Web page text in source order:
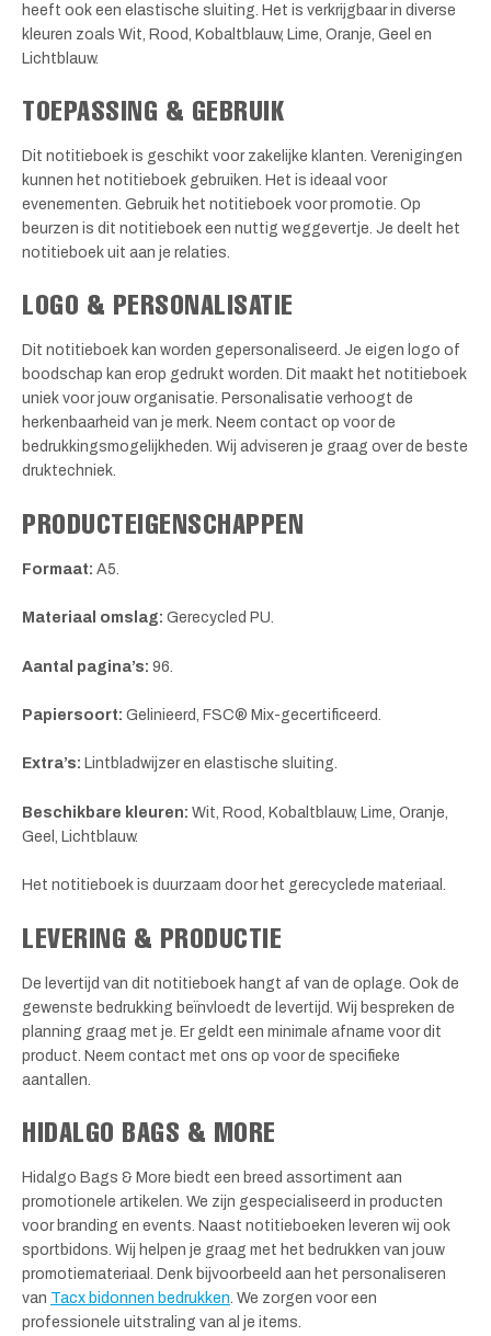
heeft ook een elastische sluiting. Het is verkrijgbaar in diverse
kleuren zoals Wit, Rood, Kobaltblauw, Lime, Oranje, Geel en
Lichtblauw.
TOEPASSING & GEBRUIK
Dit notitieboek is geschikt voor zakelijke klanten. Verenigingen
kunnen het notitieboek gebruiken. Het is ideaal voor
evenementen. Gebruik het notitieboek voor promotie. Op
beurzen is dit notitieboek een nuttig weggevertje. Je deelt het
notitieboek uit aan je relaties.
LOGO & PERSONALISATIE
Dit notitieboek kan worden gepersonaliseerd. Je eigen logo of
boodschap kan erop gedrukt worden. Dit maakt het notitieboek
uniek voor jouw organisatie. Personalisatie verhoogt de
herkenbaarheid van je merk. Neem contact op voor de
bedrukkingsmogelijkheden. Wij adviseren je graag over de beste
druktechniek.
PRODUCTEIGENSCHAPPEN
Formaat: A5.
Materiaal omslag: Gerecycled PU.
Aantal pagina’s: 96.
Papiersoort: Gelinieerd, FSC® Mix-gecertificeerd.
Extra’s: Lintbladwijzer en elastische sluiting.
Beschikbare kleuren: Wit, Rood, Kobaltblauw, Lime, Oranje,
Geel, Lichtblauw.
Het notitieboek is duurzaam door het gerecyclede materiaal.
LEVERING & PRODUCTIE
De levertijd van dit notitieboek hangt af van de oplage. Ook de
gewenste bedrukking beïnvloedt de levertijd. Wij bespreken de
planning graag met je. Er geldt een minimale afname voor dit
product. Neem contact met ons op voor de specifieke
aantallen.
HIDALGO BAGS & MORE
Hidalgo Bags & More biedt een breed assortiment aan
promotionele artikelen. We zijn gespecialiseerd in producten
voor branding en events. Naast notitieboeken leveren wij ook
sportbidons. Wij helpen je graag met het bedrukken van jouw
promotiemateriaal. Denk bijvoorbeeld aan het personaliseren
van Tacx bidonnen bedrukken . We zorgen voor een
professionele uitstraling van al je items.